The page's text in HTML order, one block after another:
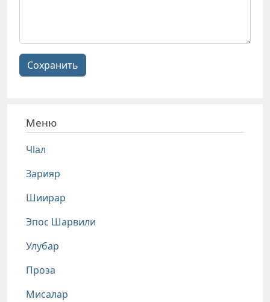
Сохранить
Меню
Чlал
Зарияр
Шиирар
Эпос Шарвили
Улубар
Проза
Мисалар